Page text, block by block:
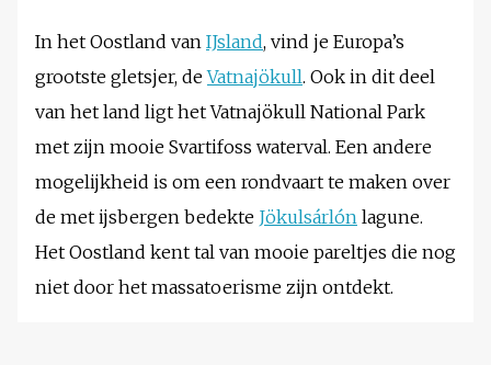
In het Oostland van IJsland, vind je Europa’s
grootste gletsjer, deVatnajökull. Ook in dit deel
van het land ligt het Vatnajökull National Park
met zijn mooie Svartifoss waterval. Een andere
mogelijkheid is om een rondvaart te maken over
de met ijsbergen bedekte Jökulsárlón lagune.
Het Oostland kent tal van mooie pareltjes die nog
niet door het massatoerisme zijn ontdekt.